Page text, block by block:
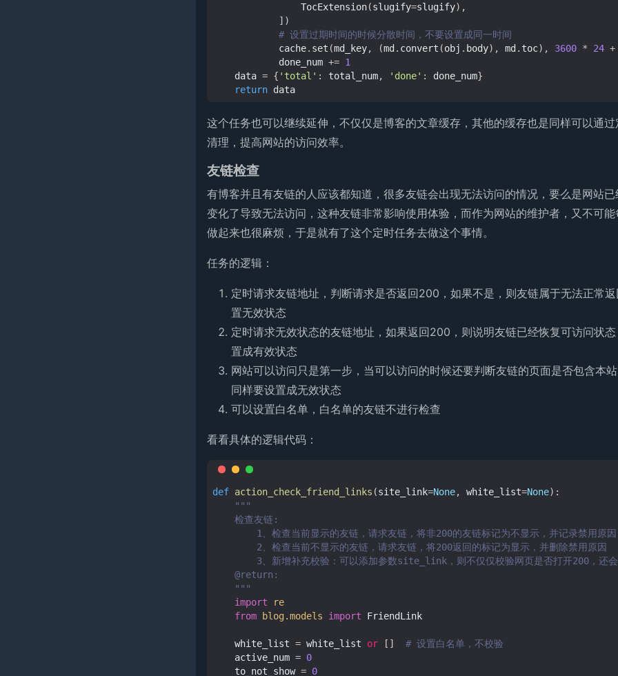
TocExtension(slugify=slugify),
])
# 设置过期时间的时候分散时间，不要设置成同一时间
cache. set (md_key, (md. convert (obj . body), md. toc), 3600 * 24 +
done_num += 1
data = { 'total' : total_num, 'done' : done_num}
return data
这个任务也可以继续延伸，不仅仅是博客的文章缓存，其他的缓存也是同样可以通
清理，提高网站的访问效率。
友链检查
有博客并且有友链的人应该都知道，很多友链会出现无法访问的情况，要么是网站
变化了导致无法访问，这种友链非常影响使用体验，而作为网站的维护者，又不可
做起来也很麻烦，于是就有了这个定时任务去做这个事情。
任务的逻辑：
定时请求友链地址，判断请求是否返回200，如果不是，则友链属于无法正常
置无效状态
定时请求无效状态的友链地址，如果返回200，则说明友链已经恢复可访问状
置成有效状态
网站可以访问只是第一步，当可以访问的时候还要判断友链的页面是否包含本
同样要设置成无效状态
可以设置白名单，白名单的友链不进行检查
看看具体的逻辑代码：
def action_check_friend_links (site_link=None, white_list=None):
"""
    检查友链:
        1、检查当前显示的友链，请求友链，将非200的友链标记为不显示，并记录禁用原因
        2、检查当前不显示的友链，请求友链，将200返回的标记为显示，并删除禁用原因
3、新增补充校验：可以添加参数site_link，则不仅仅校验网页是否打开200，还
    @return:
    """
import
re
from
blog.models import FriendLink
white_list = white_list or []
# 设置白名单，不校验
active_num = 0
to_not_show = 0